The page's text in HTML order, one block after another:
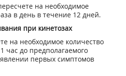
на необходимое
в день в течение 12 дней.
при кинетозах
на необходимое количество
час до предполагаемого
первых симптомов